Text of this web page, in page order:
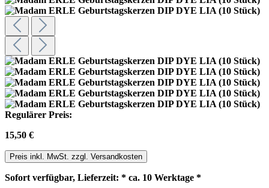
Regulärer Preis:
15,50 €
Preis inkl. MwSt. zzgl. Versandkosten
Sofort verfügbar, Lieferzeit: * ca. 10 Werktage *